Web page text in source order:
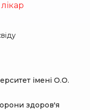
імені О.О.
здоров'я